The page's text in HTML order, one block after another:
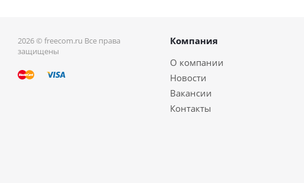
2026 © freecom.ru Все права
защищены
Компания
О компании
Новости
Вакансии
Контакты